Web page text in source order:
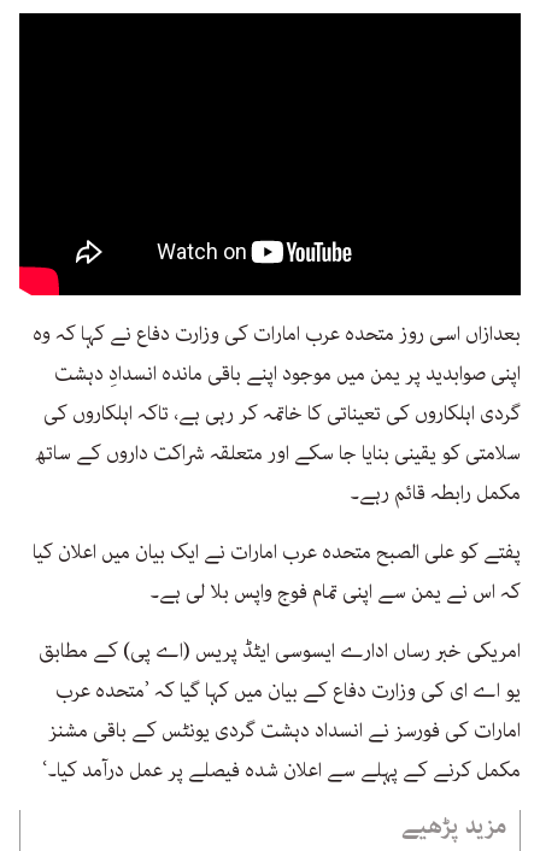
بعدازاں اسی روز متحدہ عرب امارات کی وزارت دفاع نے کہا کہ وہ
اپنی صوابدید پر یمن میں موجود اپنے باقی ماندہ انسدادِ دہشت
گردی اہلکاروں کی تعیناتی کا خاتمہ کر رہی ہے، تاکہ اہلکاروں کی
سلامتی کو یقینی بنایا جا سکے اور متعلقہ شراکت داروں کے ساتھ
مکمل رابطہ قائم رہے۔
پفتے کو علی الصبح متحدہ عرب امارات نے ایک بیان میں اعلان کیا
کہ اس نے یمن سے اپنی تمام فوج واپس بلا لی ہے۔
امریکی خبر رساں ادارے ایسوسی ایٹڈ پریس (اے پی) کے مطابق
یو اے ای کی وزارت دفاع کے بیان میں کہا گیا کہ ’متحدہ عرب
امارات کی فورسز نے انسداد دہشت گردی یونٹس کے باقی مشنز
مکمل کرنے کے پہلے سے اعلان شدہ فیصلے پر عمل درآمد کیا۔‘
مزید پڑھیے